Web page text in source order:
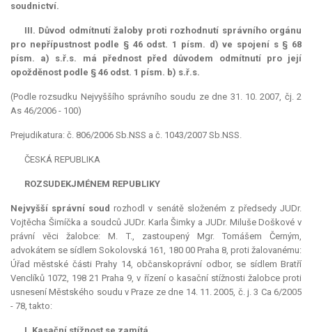
soudnictví.
III. Důvod odmítnutí žaloby proti rozhodnutí správního orgánu
pro nepřípustnost podle § 46 odst. 1 písm. d) ve spojení s § 68
písm. a) s.ř.s. má přednost před důvodem odmítnutí pro její
opožděnost podle § 46 odst. 1 písm. b) s.ř.s.
(Podle rozsudku Nejvyššího správního soudu ze dne 31. 10. 2007, čj. 2
As 46/2006 - 100)
Prejudikatura: č. 806/2006 Sb.NSS a č. 1043/2007 Sb.NSS.
ČESKÁ REPUBLIKA
ROZSUDEKJMÉNEM REPUBLIKY
Nejvyšší správní soud rozhodl v senátě složeném z předsedy JUDr.
Vojtěcha Šimíčka a soudců JUDr. Karla Šimky a JUDr. Miluše Doškové v
právní věci žalobce: M. T., zastoupený Mgr. Tomášem Černým,
advokátem se sídlem Sokolovská 161, 180 00 Praha 8, proti žalovanému:
Úřad městské části Prahy 14, občanskoprávní odbor, se sídlem Bratří
Venclíků 1072, 198 21 Praha 9, v řízení o kasační stížnosti žalobce proti
usnesení Městského soudu v Praze ze dne 14. 11. 2005, č. j. 3 Ca 6/2005
- 78, takto: